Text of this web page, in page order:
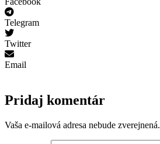
Telegram
Twitter
Email
Pridaj komentár
Vaša e-mailová adresa nebude zverejnená.